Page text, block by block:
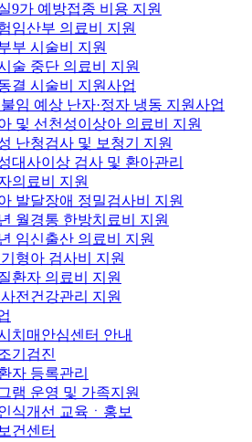
9가 예방접종 비용 지원
임산부 의료비 지원
부 시술비 지원
술 중단 의료비 지원
결 시술비 지원사업
임 예상 난자·정자 냉동 지원사업
및 선천성이상아 의료비 지원
난청검사 및 보청기 지원
대사이상 검사 및 환아관리
의료비 지원
발달장애 정밀검사비 지원
월경통 한방치료비 지원
임신출산 의료비 지원
형아 검사비 지원
환자 의료비 지원
전건강관리 지원
치매안심센터 안내
기검진
자 등록관리
램 운영 및 가족지원
식개선 교육ㆍ홍보
건센터